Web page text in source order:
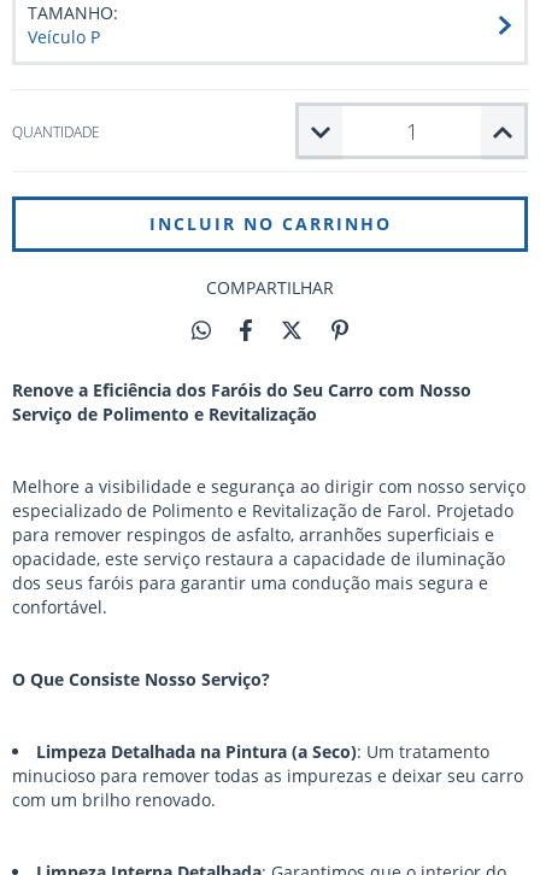
TAMANHO:
Veículo P
QUANTIDADE
COMPARTILHAR
Renove a Eficiência dos Faróis do Seu Carro com Nosso
Serviço de Polimento e Revitalização
Melhore a visibilidade e segurança ao dirigir com nosso serviço
especializado de Polimento e Revitalização de Farol. Projetado
para remover respingos de asfalto, arranhões superficiais e
opacidade, este serviço restaura a capacidade de iluminação
dos seus faróis para garantir uma condução mais segura e
confortável.
O Que Consiste Nosso Serviço?
Limpeza Detalhada na Pintura (a Seco): Um tratamento
minucioso para remover todas as impurezas e deixar seu carro
com um brilho renovado.